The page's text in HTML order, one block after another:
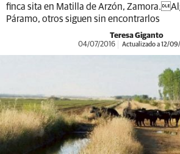
finca sita en Matilla de Arzón,
Páramo, otros siguen sin encontrarlos
Teresa Giganto
04/07/2016 Actualizado a 12/